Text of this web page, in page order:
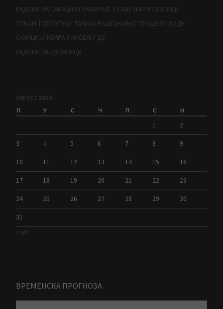
РАДОВИ НА САНАЦИЈИ ХАВАРИЈЕ У САВЕЗНИЧКОЈ УЛИЦИ
ТОКОМ ТОПЛОТНОГ ТАЛАСА РАЦИОНАЛНО ТРОШИТЕ ВОДУ
САНАЦИЈА КВАРА У НАСЕЉУ Д3
РАДОВИ НА ДУВАНИЦИ
АВГУСТ 2026.
П У С Ч П С Н
1 2
3 4 5 6 7 8 9
10 11 12 13 14 15 16
17 18 19 20 21 22 23
24 25 26 27 28 29 30
31
« јул
ВРЕМЕНСКА ПРОГНОЗА